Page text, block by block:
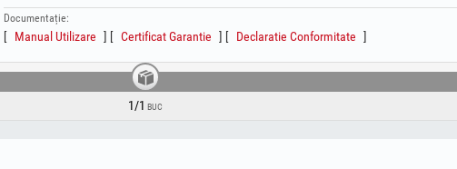
Cadrul suport poate fi inlocuit cu extinderea de cadru 682506 si astfel aceasta devine
cu modelele:
681940 - Motocultor T1400 Evotools PLUS Pornire Electrica cu Roti de Transport / P[CP]: 14
681942 - Motocultor TDK1100 Evotools PLUS Motor Diesel KAMA Pornire Electrica
Transport / P[CP]: 11
ATENTIE! Cositoarea se va angrena imediat ce motorul este pornit. Ambreiajul
rol doar in controlul deplasarii ansamblului.
Documentație:
Manual Utilizare Certificat Garantie Declaratie Conformitate
1/1 BUC